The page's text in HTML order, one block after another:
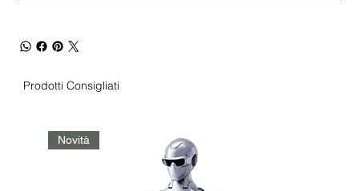
Prodotti Consigliati
Novità